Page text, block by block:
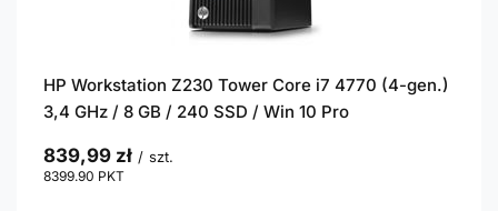
HP Workstation Z230 Tower Core i7 4770 (4-gen.)
3,4 GHz / 8 GB / 240 SSD / Win 10 Pro
839,99 zł / szt.
8399.90 PKT